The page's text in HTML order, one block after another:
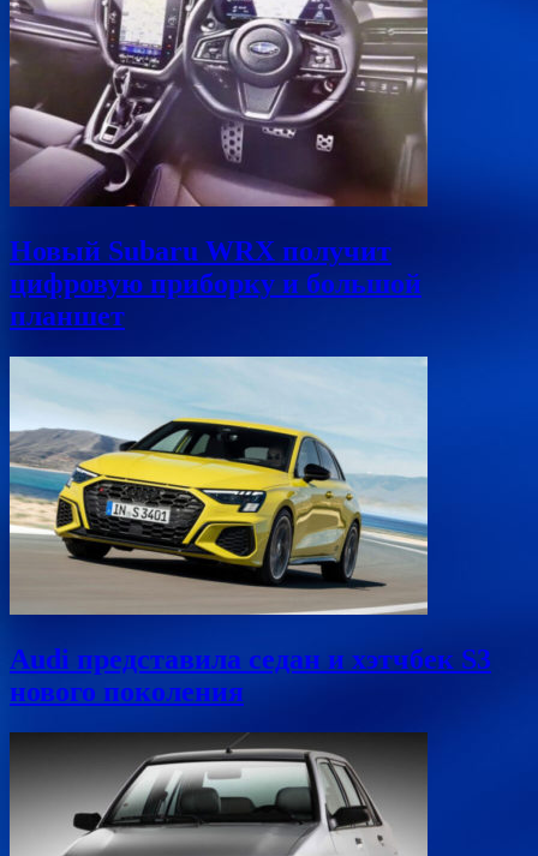
Новый Subaru WRX получит
цифровую приборку и большой
планшет
Audi представила седан и хэтчбек S3
нового поколения